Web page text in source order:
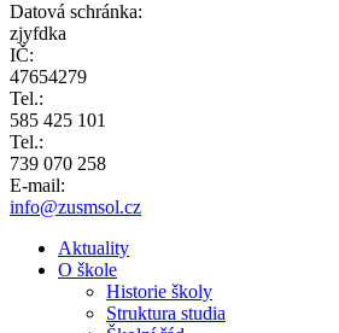
Datová schránka:
zjyfdka
IČ:
47654279
Tel.:
585 425 101
Tel.:
739 070 258
E-mail:
info@zusmsol.cz
Aktuality
O škole
Historie školy
Struktura studia